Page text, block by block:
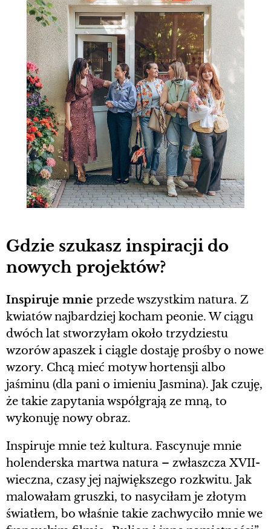
Gdzie szukasz inspiracji do
nowych projektów?
Inspiruje mnie przede wszystkim natura. Z
kwiatów najbardziej kocham peonie. W ciągu
dwóch lat stworzyłam około trzydziestu
wzorów apaszek i ciągle dostaję prośby o nowe
wzory. Chcą mieć motyw hortensji albo
jaśminu (dla pani o imieniu Jasmina). Jak czuję,
że takie zapytania współgrają ze mną, to
wykonuję nowy obraz.
Inspiruje mnie też kultura. Fascynuje mnie
holenderska martwa natura – zwłaszcza XVII-
wieczna, czasy jej największego rozkwitu. Jak
malowałam gruszki, to nasyciłam je złotym
światłem, bo właśnie takie zachwyciło mnie we